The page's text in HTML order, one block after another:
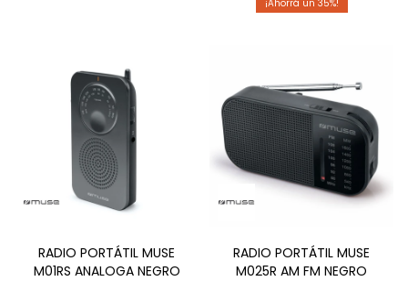
35
RADIO PORTÁTIL MUSE
M01RS ANALOGA NEGRO
RADIO PORTÁTIL MUSE
M025R AM FM NEGRO